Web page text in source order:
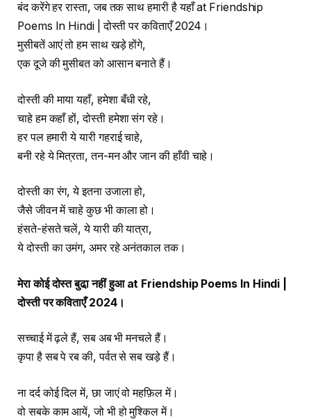
बंद करेंगे हर रास्ता, जब तक साथ हमारी है यहाँ at Friendship
Poems In Hindi | दोस्ती पर कविताएँ 2024।
मुसीबतें आएं तो हम साथ खड़े होंगे,
एक दूजे की मुसीबत को आसान बनाते हैं।
दोस्ती की माया यहाँ, हमेशा बँधी रहे,
चाहे हम कहाँ हों, दोस्ती हमेशा संग रहे।
हर पल हमारी ये यारी गहराई चाहे,
बनी रहे ये मित्रता, तन-मन और जान की हाँवी चाहे।
दोस्ती का रंग, ये इतना उजाला हो,
जैसे जीवन में चाहे कुछ भी काला हो।
हंसते-हंसते चलें, ये यारी की यात्रा,
ये दोस्ती का उमंग, अमर रहे अनंतकाल तक।
मेरा कोई दोस्त बुढा़ नहीं हुआat Friendship Poems In Hindi |
दोस्ती पर कविताएँ2024।
सच्चाई में ढ़ले हैं, सब अब भी मनचले हैं।
कृपा है सब पे रब की, पर्वत से सब खड़े हैं।
ना दर्द कोई दिल में, छा जाएं वो महफ़िल में।
वो सबके काम आयें, जो भी हो मुश्किल में।